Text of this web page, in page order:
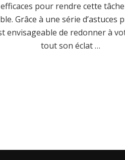
pour rendre cette
Grâce à une série d’astuces
envisageable de redonner à
tout son éclat …